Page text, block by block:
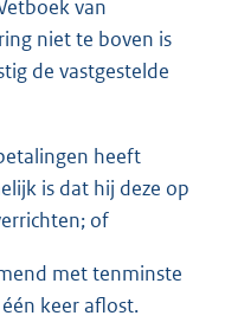
van
niet te boven is
de vastgestelde
heeft
is dat hij deze op
of
met tenminste
keer aflost.